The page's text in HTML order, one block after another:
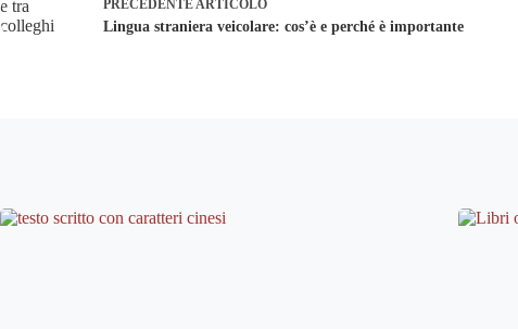
PRECEDENTEARTICOLO
Lingua straniera veicolare: cos’è e perché è importante